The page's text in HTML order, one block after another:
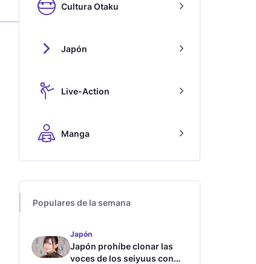
Cultura Otaku
Japón
Live-Action
Manga
Populares de la semana
Japón
Japón prohíbe clonar las
voces de los seiyuus con